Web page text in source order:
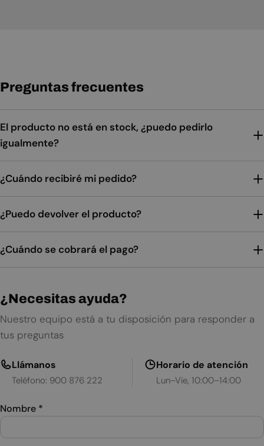
Preguntas frecuentes
El producto no está en stock, ¿puedo pedirlo
igualmente?
¿Cuándo recibiré mi pedido?
¿Puedo devolver el producto?
¿Cuándo se cobrará el pago?
¿Necesitas ayuda?
Nuestro equipo está a tu disposición para responder a
tus preguntas
Llámanos
Teléfono: 900 876 222
Horario de atención
Lun–Vie, 10:00–14:00
Nombre *